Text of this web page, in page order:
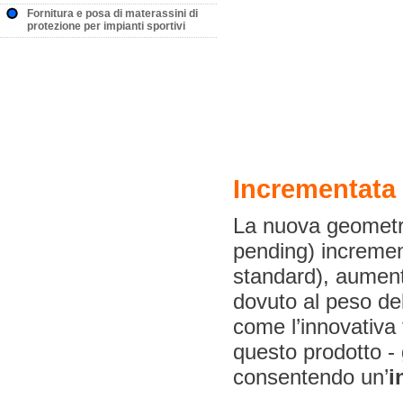
Fornitura e posa di materassini di
protezione per impianti sportivi
La nuova
pending)
standard),
dovuto al peso
come
questo prodotto
consentendo un’